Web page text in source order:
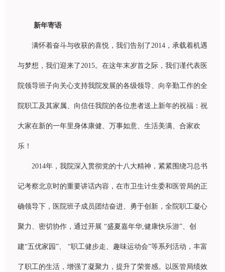
新年寄语
满怀着奋斗与收获的喜悦，我们告别 了2014 ，承载着机遇
与梦想，我们迎来了2015。在这年末岁首之 际 ，我们谨代表医
院领导班子向关心支持我院发展的各级领导、向辛勤工作的全
院职工及其家属、向信任我院的各位患者送上新年的祝福：祝
大家在新的一年里身体康健、万事如意、生活美满、合家欢
乐 ！
2014年，我院深入贯彻 党的十八大精神， 紧紧围绕习总书
记考察北京时的重要讲话内容，在市卫生计生委和医管局的正
确领导下，医院班子成员团结奋进、勇于创 新，全院职工凝心
聚力、密切协作，通过开展 “盛夏嘉年华,健康快乐游”、 创
建“五优家园”、 “职工健步走、趣味运动会”等系列活动 ，丰富
了职工的生活，增强了凝聚力，提升了荣誉感。以医管局绩效